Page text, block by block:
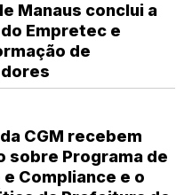
Manaus conclui a
Empretec e
de
CGM recebem
sobre Programa de
Compliance e o